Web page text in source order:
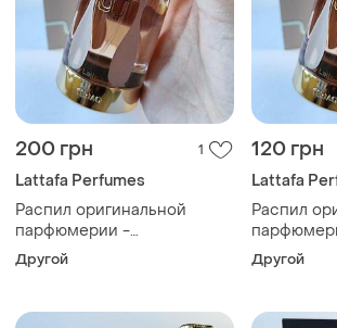
200 грн 1
Lattafa Perfumes
Распил оригинальной
парфюмерии -
парфюмерная вода
унисекс lattafa teriaq 5мл
Другой
120 грн
Lattafa
Распил
унисекс
Другой